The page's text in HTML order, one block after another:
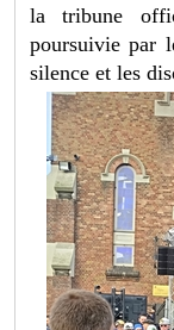
la tribune
poursuivie par
silence et les